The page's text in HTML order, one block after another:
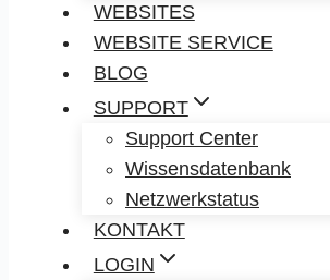
WEBSITES
WEBSITE SERVICE
BLOG
SUPPORT
Support Center
Wissensdatenbank
Netzwerkstatus
KONTAKT
LOGIN